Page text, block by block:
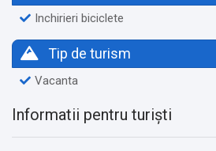
Inchirieri biciclete
Tip de turism
Vacanta
Informatii pentru turiști